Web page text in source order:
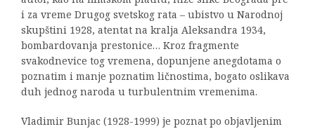
i za vreme Drugog svetskog rata – ubistvo u Narodnoj
skupštini 1928, atentat na kralja Aleksandra 1934,
bombardovanja prestonice… Kroz fragmente
svakodnevice tog vremena, dopunjene anegdotama o
poznatim i manje poznatim ličnostima, bogato oslikava
duh jednog naroda u turbulentnim vremenima.
Vladimir Bunjac (1928-1999) je poznat po objavljenim